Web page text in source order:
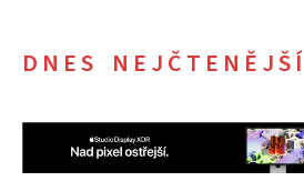
DNES NEJČTENĚJŠÍ